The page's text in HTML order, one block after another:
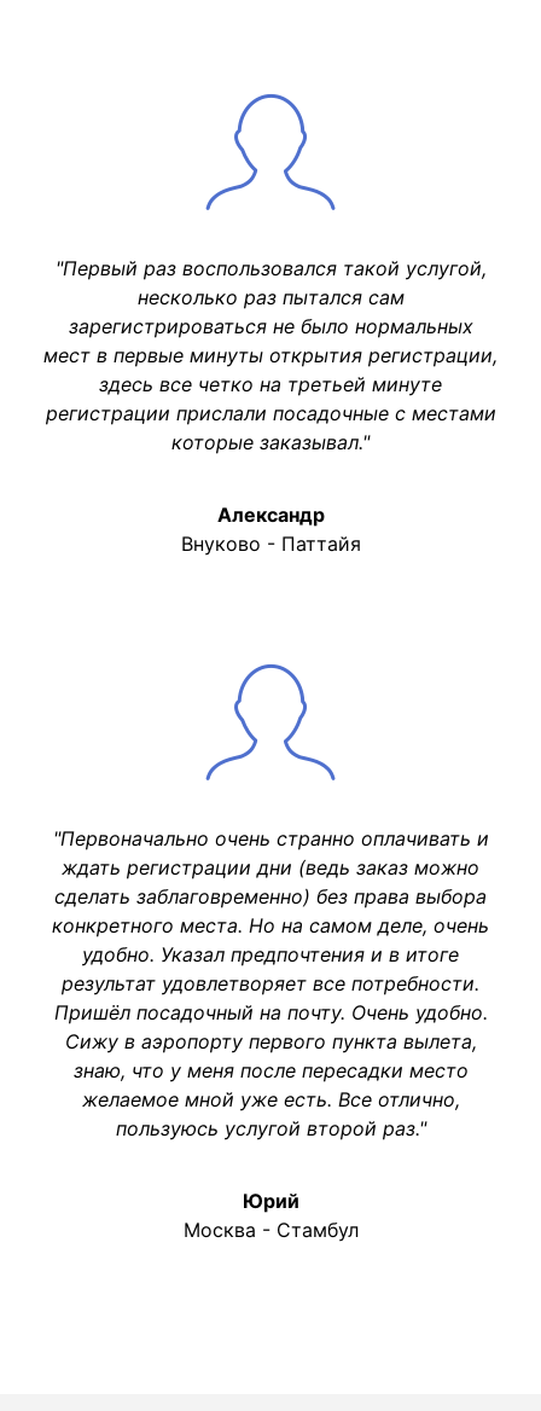
"Первый раз воспользовался такой услугой,
несколько раз пытался сам
зарегистрироваться не было нормальных
мест в первые минуты открытия регистрации,
здесь все четко на третьей минуте
регистрации прислали посадочные с местами
которые заказывал."
Александр
Внуково - Паттайя
"Первоначально очень странно оплачивать и
ждать регистрации дни (ведь заказ можно
сделать заблаговременно) без права выбора
конкретного места. Но на самом деле, очень
удобно. Указал предпочтения и в итоге
результат удовлетворяет все потребности.
Пришёл посадочный на почту. Очень удобно.
Сижу в аэропорту первого пункта вылета,
знаю, что у меня после пересадки место
желаемое мной уже есть. Все отлично,
пользуюсь услугой второй раз."
Юрий
Москва - Стамбул